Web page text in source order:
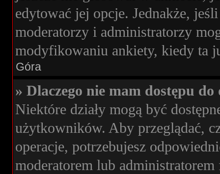
edytować jej opcje. Jednakże,
moderatorzy i administratorzy
modyfikowaniu ankiety, kiedy ta
Góra
» Dlaczego nie mam dostępu do
Niektóre działy mogą być
użytkowników. Aby przeglądać,
operacje, potrzebujesz
moderatorem lub